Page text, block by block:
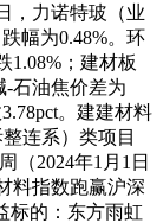
，力诺特玻（业
幅为0.48%。环
1.08%；建材板
-石油焦价差为
。建建材料
连系）类项目
（2024年1月1日
料指数跑赢沪深
标的：东方雨虹